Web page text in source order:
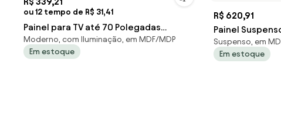
ou 12 tempo de R$ 31,41
Painel para TV até 70 Polegadas
Extensível Flex Leme Preto Fosco/Noce
Moderno, com Iluminação, em MDF/MDP
Em estoque
R$ 620,91
Painel
MDP/MDF
Off White/
Suspenso, em
Em estoque